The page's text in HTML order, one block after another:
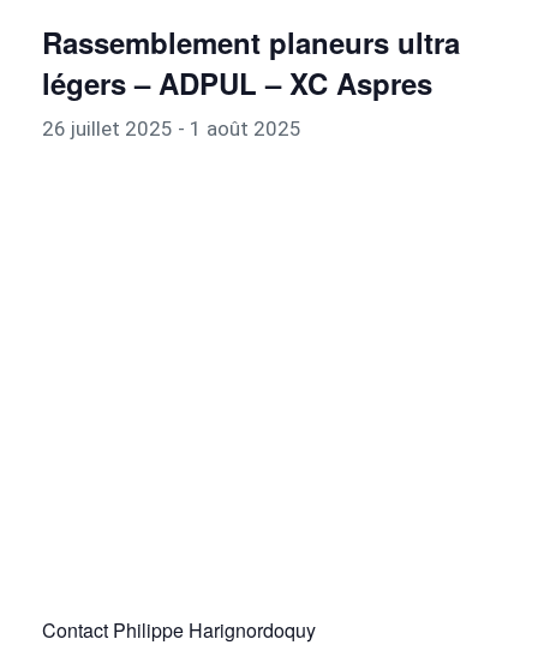
Rassemblement planeurs ultra
légers – ADPUL – XC Aspres
26 juillet 2025 - 1 août 2025
Contact Philippe Harignordoquy